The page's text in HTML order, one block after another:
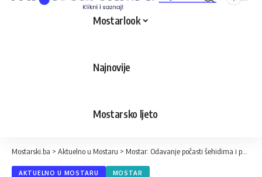
Mostarlook
Najnovije
Mostarsko ljeto
Mostarski.ba > Aktuelno u Mostaru > Mostar: Odavanje počasti šehidima i poginulim borcima Armije RBiH
AKTUELNO U MOSTARU MOSTAR